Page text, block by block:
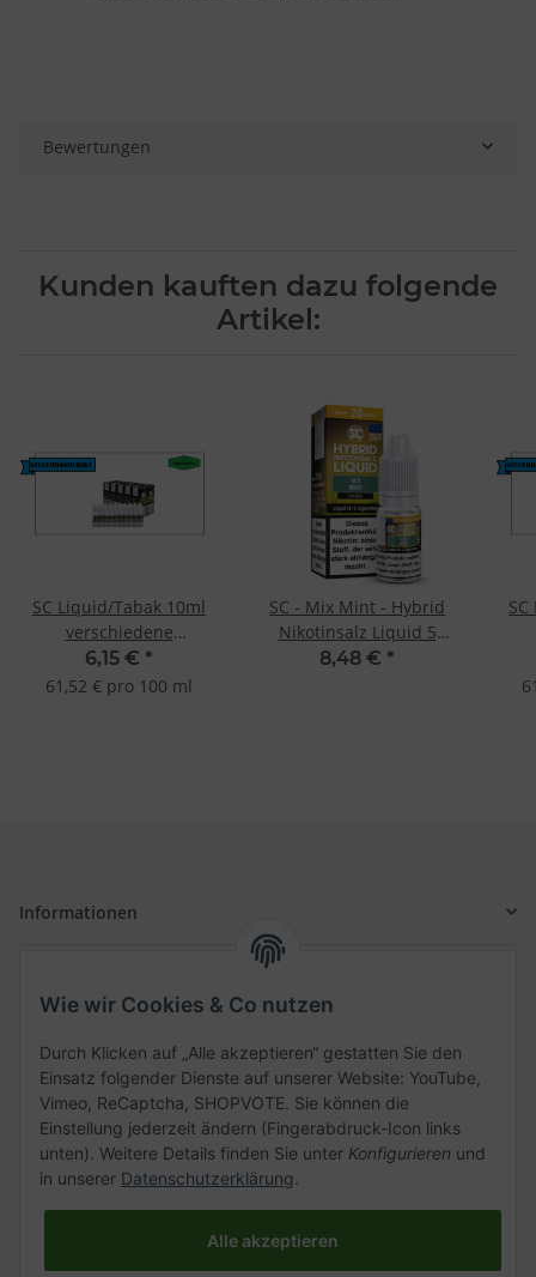
Bewertungen
Kunden kauften dazu folgende
Artikel:
SC Liquid/Tabak 10ml
verschiedene
Geschmacksrichtungen
AF Tabak 12mg
6,15 € *
61,52 € pro 100 ml
SC - Mix Mint - Hybrid
Nikotinsalz Liquid 5
mg/ml
8,48 € *
Informationen
Kategorien
Vertrag widerrufen
Wie wir Cookies & Co nutzen
Durch Klicken auf „Alle akzeptieren“ gestatten Sie den
Einsatz folgender Dienste auf unserer Website: YouTube,
Vimeo, ReCaptcha, SHOPVOTE. Sie können die
Einstellung jederzeit ändern (Fingerabdruck-Icon links
unten). Weitere Details finden Sie unter Konfigurieren und
in unserer Datenschutzerklärung.
Alle akzeptieren